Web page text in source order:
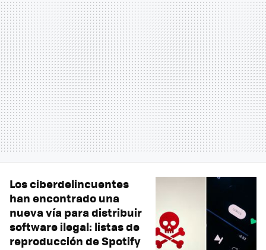
Los ciberdelincuentes
han encontrado una
nueva vía para distribuir
software ilegal: listas de
reproducción de Spotify